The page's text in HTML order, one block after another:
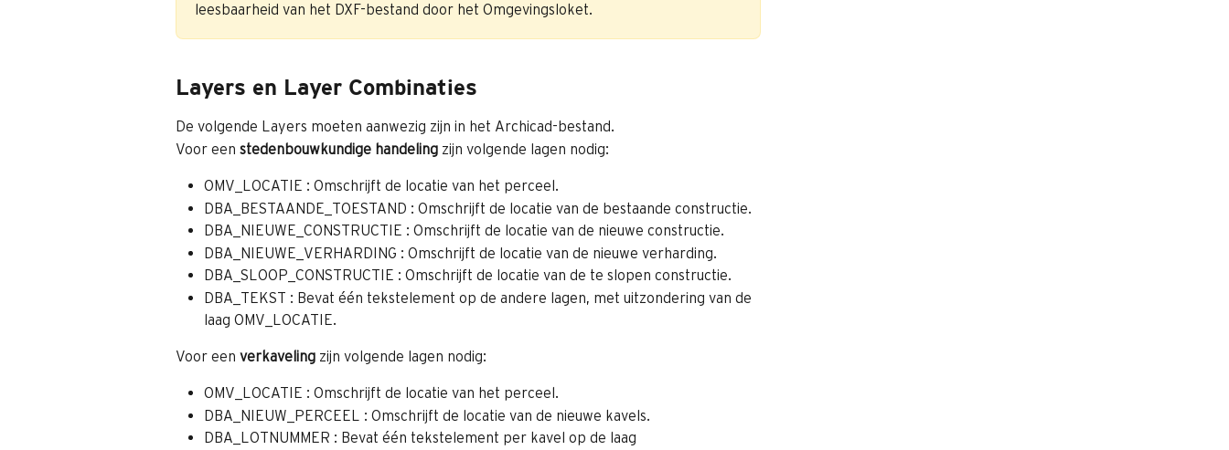
leesbaarheid van het DXF-bestand door het Omgevingsloket.
Layers en Layer Combinaties
De volgende Layers moeten aanwezig zijn in het Archicad-bestand.
Voor een stedenbouwkundige handeling zijn volgende lagen nodig:
OMV_LOCATIE : Omschrijft de locatie van het perceel.
DBA_BESTAANDE_TOESTAND : Omschrijft de locatie van de bestaande constructie.
DBA_NIEUWE_CONSTRUCTIE : Omschrijft de locatie van de nieuwe constructie.
DBA_NIEUWE_VERHARDING : Omschrijft de locatie van de nieuwe verharding.
DBA_SLOOP_CONSTRUCTIE : Omschrijft de locatie van de te slopen constructie.
DBA_TEKST : Bevat één tekstelement op de andere lagen, met uitzondering van de
laag OMV_LOCATIE.
Voor een verkaveling zijn volgende lagen nodig:
OMV_LOCATIE : Omschrijft de locatie van het perceel.
DBA_NIEUW_PERCEEL : Omschrijft de locatie van de nieuwe kavels.
DBA_LOTNUMMER : Bevat één tekstelement per kavel op de laag